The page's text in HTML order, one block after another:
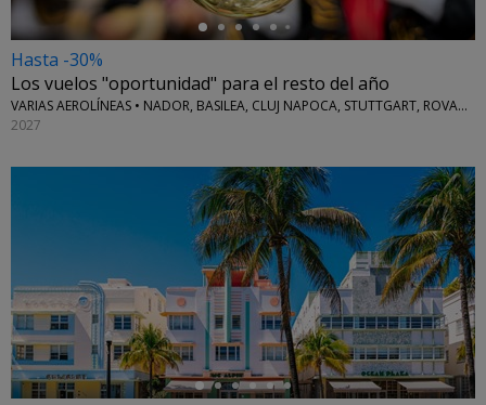
Hasta -30%
Los vuelos "oportunidad" para el resto del año
VARIAS AEROLÍNEAS • NADOR, BASILEA, CLUJ NAPOCA, STUTTGART, ROVANIEMI Y MÁS
2027
←